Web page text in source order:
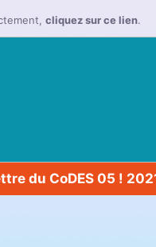
cliquez sur ce lien.
du CoDES 05 !